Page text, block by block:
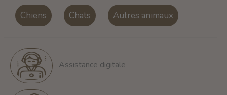
Chiens Chats Autres animaux
Assistance digitale